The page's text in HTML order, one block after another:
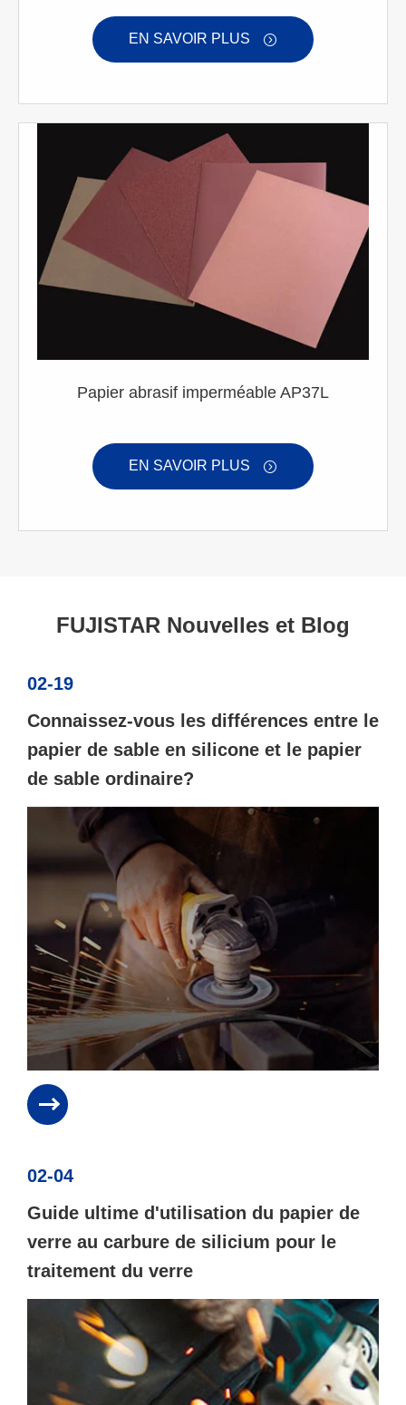
EN SAVOIR PLUS 
Papier abrasif imperméable AP37L
EN SAVOIR PLUS 
FUJISTAR Nouvelles et Blog
02-19
Connaissez-vous les différences entre le
papier de sable en silicone et le papier
de sable ordinaire?
02-04
Guide ultime d'utilisation du papier de
verre au carbure de silicium pour le
traitement du verre